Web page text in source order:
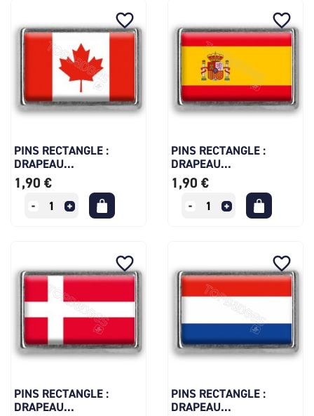
PINS RECTANGLE :
DRAPEAU...
1,90 €
favorite_border
PINS RECTANGLE :
DRAPEAU...
1,90 €
favorite_border
PINS RECTANGLE :
DRAPEAU...
favorite_border
PINS RECTANGLE :
DRAPEAU...
favorite_border